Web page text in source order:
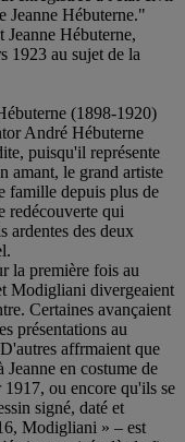
Jeanne Hébuterne."
Hébuterne,
1923 au sujet de la
(1898-1920)
André Hébuterne
puisqu'il représente
amant, le grand artiste
famille depuis plus de
redécouverte qui
ardentes des deux
la première fois au
Modigliani divergeaient
Certaines avançaient
présentations au
affrmaient que
en costume de
ou encore qu'ils se
signé, daté et
Modigliani » – est